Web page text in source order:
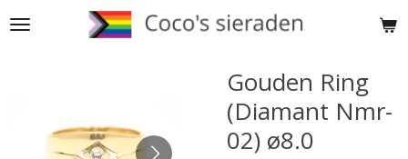
Ga
Gouden Ring
(Diamant Nmr-
02) ø8.0